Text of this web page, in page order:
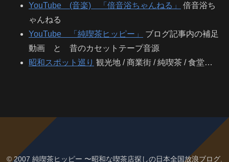
YouTube (音楽) 「倍音浴ちゃんねる」
倍音浴ち
ゃんねる
YouTube 「純喫茶ヒッピー」
ブログ記事内の補足
動画 と 昔のカセットテープ音源
昭和スポット巡り 観光地 / 商業街 / 純喫茶 / 食堂…
© 2007 純喫茶ヒッピー 〜昭和な喫茶店探しの日本全国放浪ブログ.